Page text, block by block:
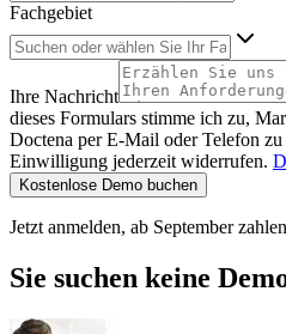
Fachgebiet
Ihre Nachricht
dieses Formulars stimme ich zu,
Doctena per E-Mail oder Telefon
Einwilligung jederzeit widerrufen.
Kostenlose Demo buchen
Jetzt anmelden, ab September
Sie suchen keine